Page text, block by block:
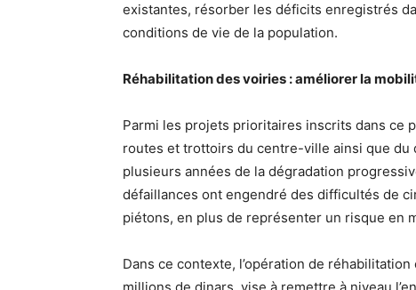
existantes, résorber les déficits enregistrés
conditions de vie de la population.
Réhabilitation des voiries : améliorer la
Parmi les projets prioritaires inscrits dans ce
routes et trottoirs du centre-ville ainsi que
plusieurs années de la dégradation
défaillances ont engendré des difficultés de
piétons, en plus de représenter un risque en
Dans ce contexte, l’opération de